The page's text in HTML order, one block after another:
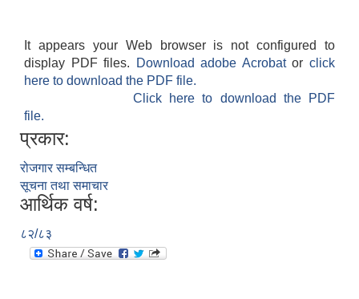
It appears your Web browser is not configured to
display PDF files.
Download adobe Acrobatorclick
here to download the PDF file.
Click here to download the PDF
file.
प्रकार:
रोजगार सम्बन्धित
सूचना तथा समाचार
आर्थिक वर्ष:
८२/८३